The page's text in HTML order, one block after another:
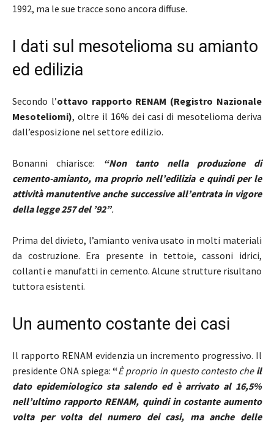
1992, ma le sue tracce sono ancora diffuse.
I dati sul mesotelioma su amianto
ed edilizia
Secondo l’ottavo rapporto RENAM (Registro Nazionale
Mesoteliomi), oltre il 16% dei casi di mesotelioma deriva
dall’esposizione nel settore edilizio.
Bonanni chiarisce: “Non tanto nella produzione di
cemento-amianto, ma proprio nell’edilizia e quindi per le
attività manutentive anche successive all’entrata in vigore
della legge 257 del ’92”.
Prima del divieto, l’amianto veniva usato in molti materiali
da costruzione. Era presente in tettoie, cassoni idrici,
collanti e manufatti in cemento. Alcune strutture risultano
tuttora esistenti.
Un aumento costante dei casi
Il rapporto RENAM evidenzia un incremento progressivo. Il
presidente ONA spiega:“È proprio in questo contesto cheil
dato epidemiologico sta salendo ed è arrivato al 16,5%
nell’ultimo rapporto RENAM, quindi in costante aumento
volta per volta del numero dei casi, ma anche delle